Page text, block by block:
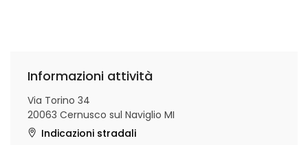
Informazioni attività
Via Torino 34
20063 Cernusco sul Naviglio MI
Indicazioni stradali